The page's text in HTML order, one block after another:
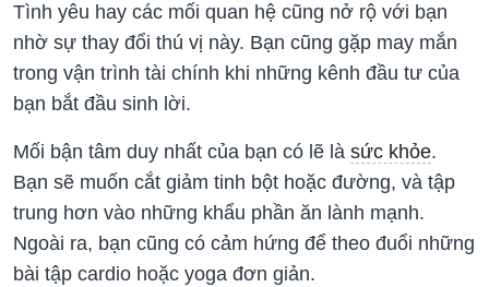
Tình yêu hay các mối quan hệ cũng nở rộ với bạn
nhờ sự thay đổi thú vị này. Bạn cũng gặp may mắn
trong vận trình tài chính khi những kênh đầu tư của
bạn bắt đầu sinh lời.
Mối bận tâm duy nhất của bạn có lẽ là sức khỏe.
Bạn sẽ muốn cắt giảm tinh bột hoặc đường, và tập
trung hơn vào những khẩu phần ăn lành mạnh.
Ngoài ra, bạn cũng có cảm hứng để theo đuổi những
bài tập cardio hoặc yoga đơn giản.